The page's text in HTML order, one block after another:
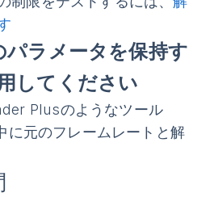
パラメータを保持す
してください
Plusのようなツール
に元のフレームレートと解